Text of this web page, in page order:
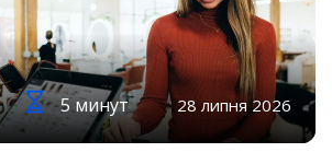
5 минут 28 липня 2026